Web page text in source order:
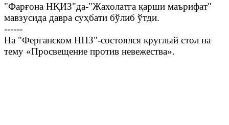
"Фарғона НҚИЗ"да-"Жахолатга қарши маърифат"
мавзусида давра суҳбати бўлиб ўтди.
------
На "Ферганском НПЗ"-состоялся круглый стол на
тему «Просвещение против невежества».